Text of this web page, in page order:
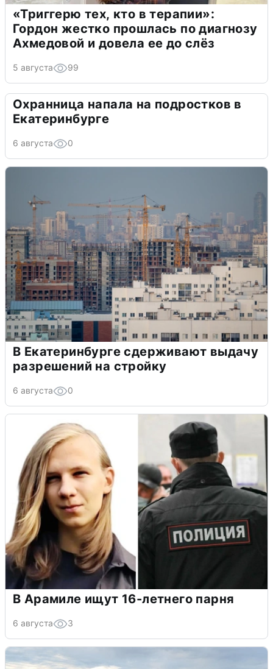
«Триггерю тех, кто в терапии»:
Гордон жестко прошлась по диагнозу
Ахмедовой и довела ее до слёз
5 августа 99
Охранница напала на подростков в
Екатеринбурге
6 августа 0
В Екатеринбурге сдерживают выдачу
разрешений на стройку
6 августа 0
В Арамиле ищут 16-летнего парня
6 августа 3